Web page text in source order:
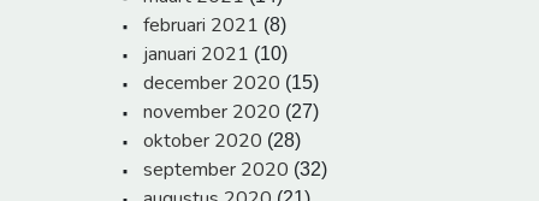
februari 2021 (8)
januari 2021 (10)
december 2020 (15)
november 2020 (27)
oktober 2020 (28)
september 2020 (32)